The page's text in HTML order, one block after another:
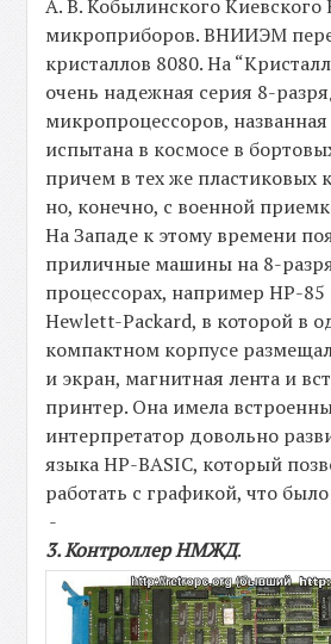
А. В. Кобылинского
микроприборов. ВНИИЭМ
кристаллов 8080. На
очень надежная серия 8-
микропроцессоров,
испытана в космосе в
причем в тех же пластиковых
но, конечно, с военной
На Западе к этому времени
приличные машины на 8-
процессорах, например НР-
Hewlett-Packard, в которой в
компактном корпусе
и экран, магнитная лента и
принтер. Она имела
интерпретатор довольно
языка НР-BASIC, который
работать с графикой, что
-
3. Контроллер НМЖД.